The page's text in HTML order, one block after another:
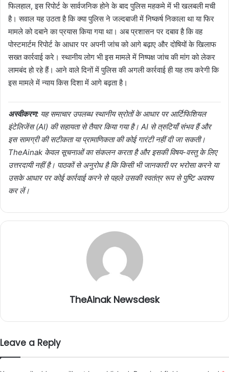
फिलहाल, इस रिपोर्ट के सार्वजनिक होने के बाद पुलिस महकमे में भी खलबली मची
है। सवाल यह उठता है कि क्या पुलिस ने जल्दबाजी में निष्कर्ष निकाला था या फिर
मामले को दबाने का प्रयास किया गया था। अब प्रशासन पर दबाव है कि वह
पोस्टमार्टम रिपोर्ट के आधार पर अपनी जांच को आगे बढ़ाए और दोषियों के खिलाफ
सख्त कार्रवाई करे। स्थानीय लोग भी इस मामले में निष्पक्ष जांच की मांग को लेकर
लामबंद हो रहे हैं। आने वाले दिनों में पुलिस की अगली कार्रवाई ही यह तय करेगी कि
इस मामले में न्याय किस दिशा में आगे बढ़ता है।
अस्वीकरण: यह समाचार उपलब्ध स्थानीय स्रोतों के आधार पर आर्टिफिशियल
इंटेलिजेंस (AI) की सहायता से तैयार किया गया है। AI से त्रुटियाँ संभव हैं और
इस सामग्री की सटीकता या प्रामाणिकता की कोई गारंटी नहीं दी जा सकती।
TheAinak केवल सूचनाओं का संकलन करता है और इसकी विषय-वस्तु के लिए
उत्तरदायी नहीं है। पाठकों से अनुरोध है कि किसी भी जानकारी पर भरोसा करने या
उसके आधार पर कोई कार्रवाई करने से पहले उसकी स्वतंत्र रूप से पुष्टि अवश्य
कर लें।
TheAinak Newsdesk
Leave a Reply